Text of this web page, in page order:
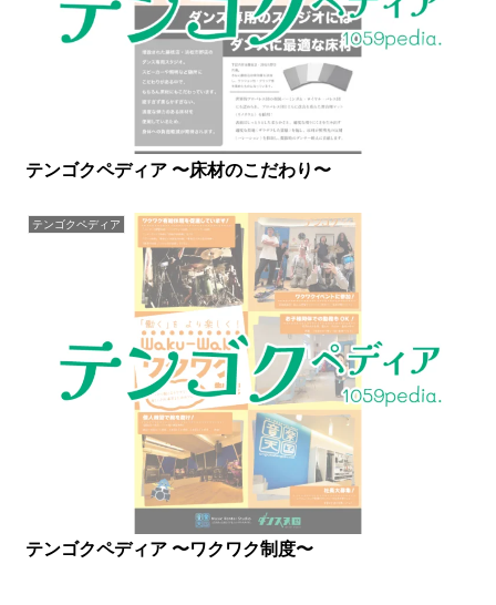
テンゴクペディア 〜床材のこだわり〜
テンゴクペディア
テンゴクペディア 〜ワクワク制度〜